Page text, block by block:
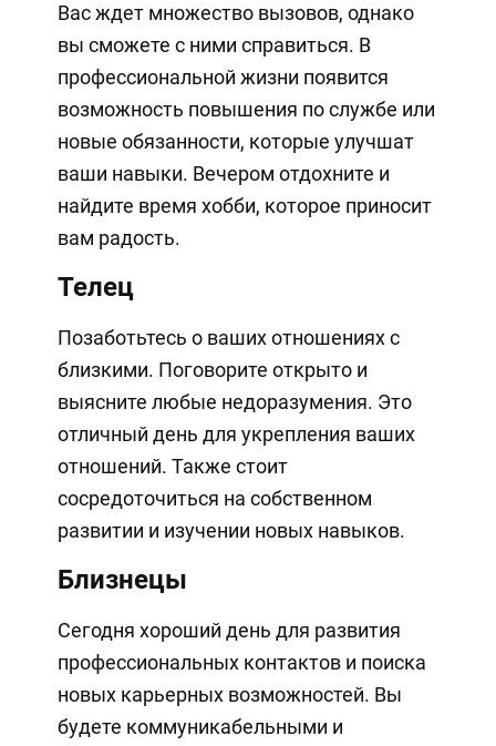
Вас ждет множество вызовов, однако
вы сможете с ними справиться. В
профессиональной жизни появится
возможность повышения по службе или
новые обязанности, которые улучшат
ваши навыки. Вечером отдохните и
найдите время хобби, которое приносит
вам радость.
Телец
Позаботьтесь о ваших отношениях с
близкими. Поговорите открыто и
выясните любые недоразумения. Это
отличный день для укрепления ваших
отношений. Также стоит
сосредоточиться на собственном
развитии и изучении новых навыков.
Близнецы
Сегодня хороший день для развития
профессиональных контактов и поиска
новых карьерных возможностей. Вы
будете коммуникабельными и